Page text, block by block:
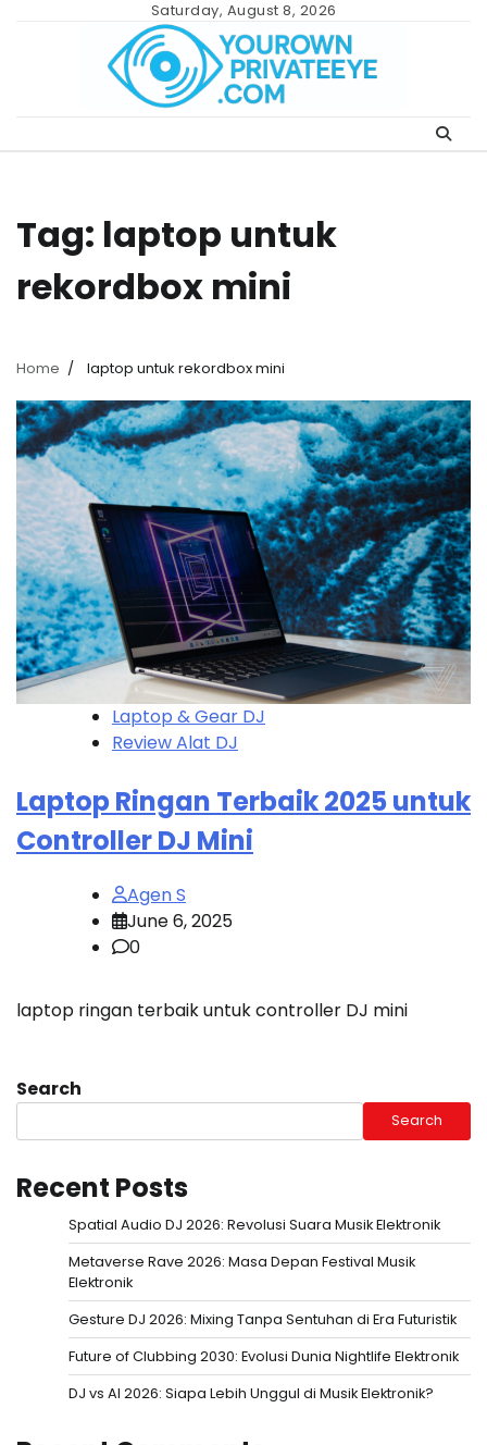
Saturday, August 8, 2026
Tag: laptop untuk
rekordbox mini
Home laptop untuk rekordbox mini
Laptop & Gear DJ
Review Alat DJ
Laptop Ringan Terbaik 2025 untuk
Controller DJ Mini
Agen S
June 6, 2025
0
laptop ringan terbaik untuk controller DJ mini
Search
Search
Recent Posts
Spatial Audio DJ 2026: Revolusi Suara Musik Elektronik
Metaverse Rave 2026: Masa Depan Festival Musik
Elektronik
Gesture DJ 2026: Mixing Tanpa Sentuhan di Era Futuristik
Future of Clubbing 2030: Evolusi Dunia Nightlife Elektronik
DJ vs AI 2026: Siapa Lebih Unggul di Musik Elektronik?